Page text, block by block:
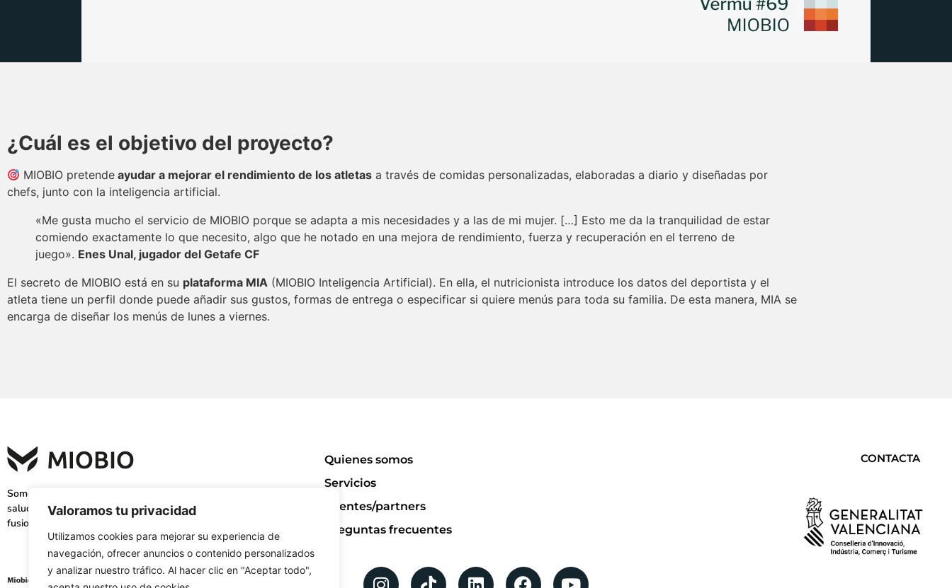
Valoramos tu privacidad
Utilizamos cookies para mejorar su experiencia de
navegación, ofrecer anuncios o contenido personalizados
y analizar nuestro tráfico. Al hacer clic en "Aceptar todo",
¿Cuál es el objetivo del proyecto?
MIOBIO pretende ayudar a mejorar el rendimiento de los atletas a través de comidas personalizadas, elaboradas a diario y diseñadas por
chefs, junto con la inteligencia artificial.
«Me gusta mucho el servicio de MIOBIO porque se adapta a mis necesidades y a las de mi mujer. […] Esto me da la tranquilidad de estar
comiendo exactamente lo que necesito, algo que he notado en una mejora de rendimiento, fuerza y recuperación en el terreno de
juego». Enes Unal, jugador del Getafe CF
El secreto de MIOBIO está en su plataforma MIA (MIOBIO Inteligencia Artificial). En ella, el nutricionista introduce los datos del deportista y el
atleta tiene un perfil donde puede añadir sus gustos, formas de entrega o especificar si quiere menús para toda su familia. De esta manera, MIA se
encarga de diseñar los menús de lunes a viernes.
Somos una empresa especializada en la mejora de la
salud del deportista profesional. A través de la cocina
fusionamos: Tecnología + Nutrición + Cocina
Quienes somos
Servicios
Clientes/partners
Preguntas frecuentes
CONTACTA